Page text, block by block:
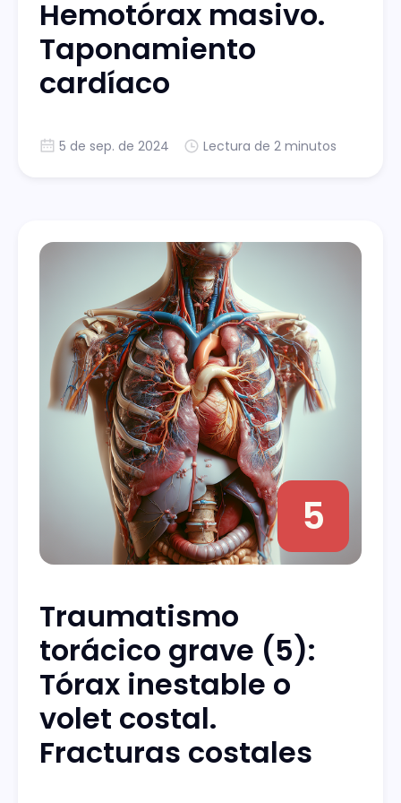
Hemotórax masivo.
Taponamiento
cardíaco
5 de sep. de 2024 Lectura de 2 minutos
5
Traumatismo
torácico grave (5):
Tórax inestable o
volet costal.
Fracturas costales